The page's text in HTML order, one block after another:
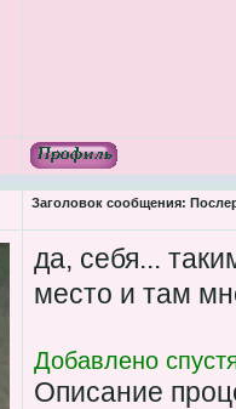
Заголовок сообщения:
да, себя...
место и там
Добавлено
Описание